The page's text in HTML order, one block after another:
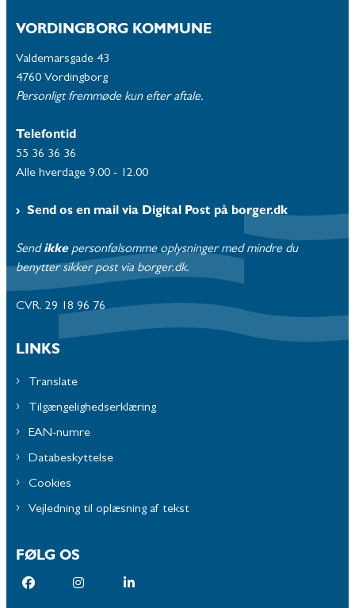
VORDINGBORG KOMMUNE
Valdemarsgade 43
4760 Vordingborg
Personligt fremmøde kun efter aftale.
Telefontid
55 36 36 36
Alle hverdage 9.00 - 12.00
Send os en mail via Digital Post på borger.dk
Send ikke personfølsomme oplysninger med mindre du
benytter sikker post via borger.dk.
CVR. 29 18 96 76
LINKS
Translate
Tilgængelighedserklæring
EAN-numre
Databeskyttelse
Cookies
Vejledning til oplæsning af tekst
FØLG OS